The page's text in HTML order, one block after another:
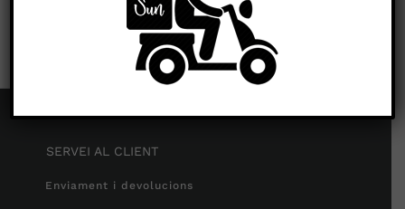
SERVEI AL CLIENT
Enviament i devolucions